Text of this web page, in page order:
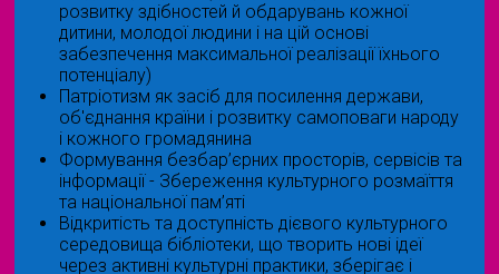
розвитку здібностей й обдарувань кожної
дитини, молодої людини і на цій основі
забезпечення максимальної реалізації їхнього
потенціалу)
Патріотизм як засіб для посилення держави,
об'єднання країни і розвитку самоповаги народу
і кожного громадянина
Формування безбар’єрних просторів, сервісів та
інформації - Збереження культурного розмаїття
та національної пам’яті
Відкритість та доступність дієвого культурного
середовища бібліотеки, що творить нові ідеї
через активні культурні практики, зберігає і